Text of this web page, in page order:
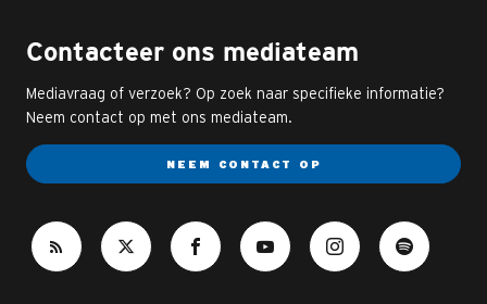
Contacteer ons mediateam
Mediavraag of verzoek? Op zoek naar specifieke informatie?
Neem contact op met ons mediateam.
NEEM CONTACT OP